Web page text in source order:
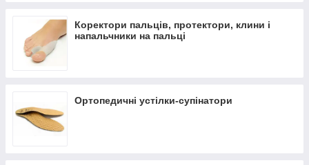
Коректори пальців, протектори, клини і
напальчники на пальці
Ортопедичні устілки-супінатори